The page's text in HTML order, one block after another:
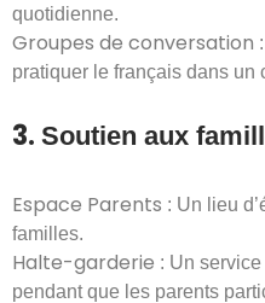
quotidienne.
Groupes de conversation
pratiquer le français dans un
3. Soutien aux
Espace Parents : Un lieu
familles.
Halte-garderie : Un
pendant que les parents